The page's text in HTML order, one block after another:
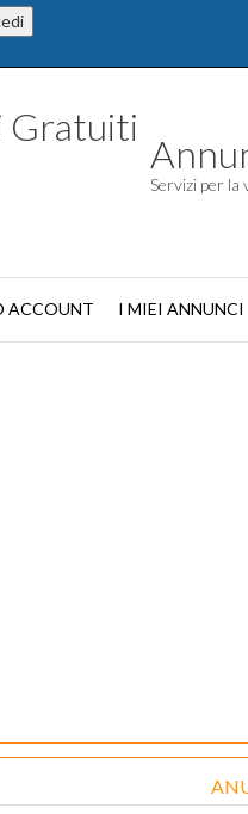
Servizi per la
ACCOUNT I MIEI ANNUNCI